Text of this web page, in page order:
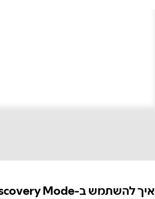
איך להשתמש ב-Discovery Mode